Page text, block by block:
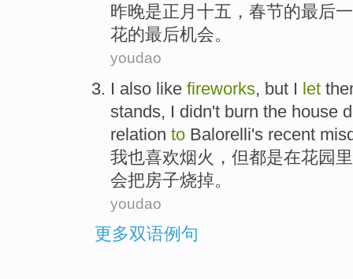
昨晚是正月十五，春节的最后
花的最后机会。
youdao
I also like fireworks, but I let
stands, I didn't burn the house
relation to Balorelli's recent
我也喜欢烟火 ， 但都是在花园里
会把房子烧掉。
youdao
更多双语例句